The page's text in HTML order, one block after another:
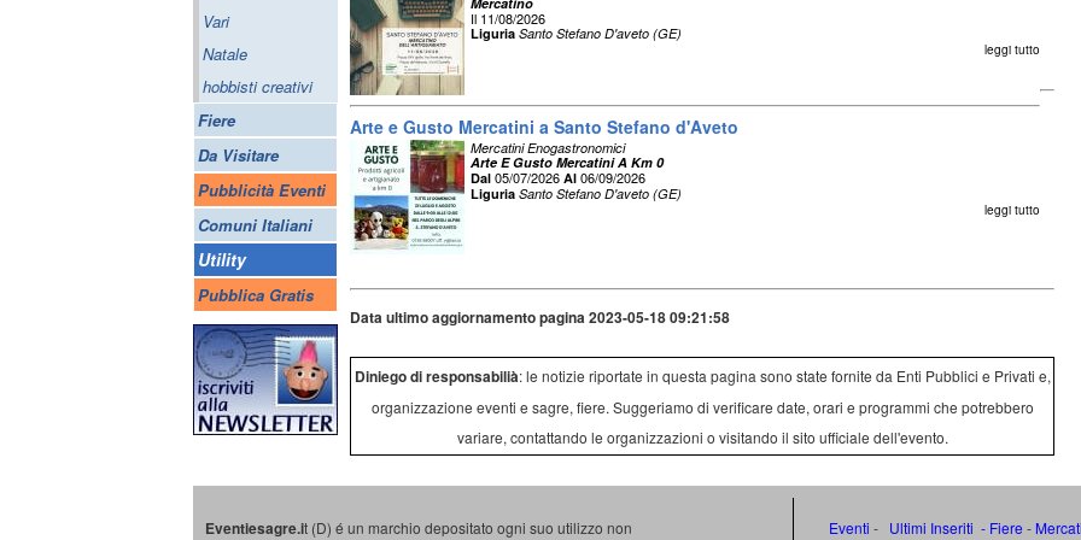
Vari
Natale
hobbisti creativi
Fiere
Da Visitare
Pubblicità Eventi
Comuni Italiani
Utility
Pubblica Gratis
Il 11/08/2026
Liguria Santo Stefano D'aveto (GE)
leggi tutto
Arte e Gusto Mercatini a Santo Stefano d'Aveto
Mercatini Enogastronomici
Arte E Gusto Mercatini A Km 0
Dal 05/07/2026 Al 06/09/2026
Liguria Santo Stefano D'aveto (GE)
leggi tutto
Data ultimo aggiornamento pagina 2023-05-18 09:21:58
Diniego di responsabilià: le notizie riportate in questa pagina sono state fornite da Enti Pubblici e Privati e,
organizzazione eventi e sagre, fiere. Suggeriamo di verificare date, orari e programmi che potrebbero
variare, contattando le organizzazioni o visitando il sito ufficiale dell'evento.
Eventiesagre.it (D) é un marchio depositato ogni suo utilizzo non Eventi - Ultimi Inseriti - Fiere -